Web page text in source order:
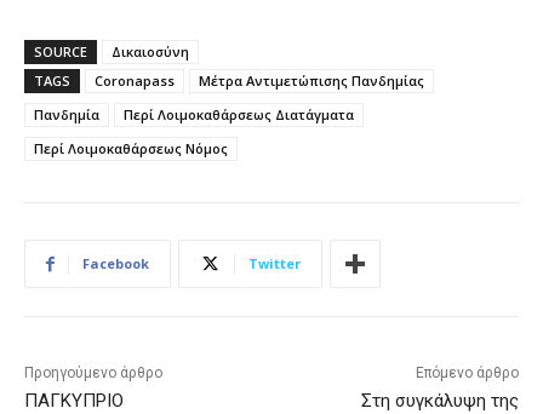
SOURCE
Δικαιοσύνη
TAGS
Coronapass
Μέτρα Αντιμετώπισης Πανδημίας
Πανδημία
Περί Λοιμοκαθάρσεως Διατάγματα
Περί Λοιμοκαθάρσεως Νόμος
Facebook Twitter
Προηγούμενο άρθρο
ΠΑΓΚΥΠΡΙΟ
Επόμενο άρθρο
Στη συγκάλυψη της